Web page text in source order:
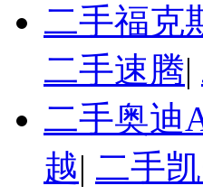
二手福克
二手速腾|
二手奥迪
越| 二手